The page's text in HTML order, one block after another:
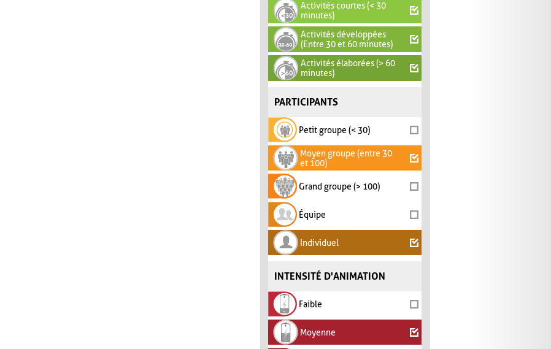
Activités courtes (< 30
minutes)
Activités développées
(Entre 30 et 60 minutes)
Activités élaborées (> 60
minutes)
PARTICIPANTS
Petit groupe (< 30)
Moyen groupe (entre 30
et 100)
Grand groupe (> 100)
Équipe
Individuel
INTENSITÉ D'ANIMATION
Faible
Moyenne